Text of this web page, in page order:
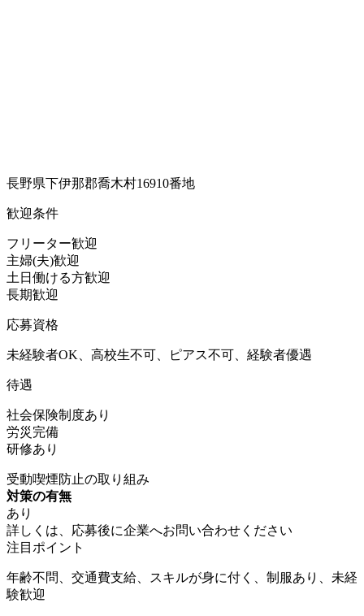
長野県下伊那郡喬木村16910番地
歓迎条件
フリーター歓迎
主婦(夫)歓迎
土日働ける方歓迎
長期歓迎
応募資格
未経験者OK、高校生不可、ピアス不可、経験者優遇
待遇
社会保険制度あり
労災完備
研修あり
受動喫煙防止の取り組み
対策の有無
あり
詳しくは、応募後に企業へお問い合わせください
注目ポイント
年齢不問、交通費支給、スキルが身に付く、制服あり、未経
験歓迎